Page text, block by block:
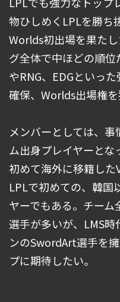
物ひしめくLPLを勝ち
Worlds初出場を果た
グ全体で中ほどの順
やRNG、EDGといっ
確保、Worlds出場権を
メンバーとしては、
ム出身プレイヤーと
初めて海外に移籍した
LPLで初めての、韓国
ヤーでもある。チーム
選手が多いが、LMS
ンのSwordArt選手を
プに期待したい。